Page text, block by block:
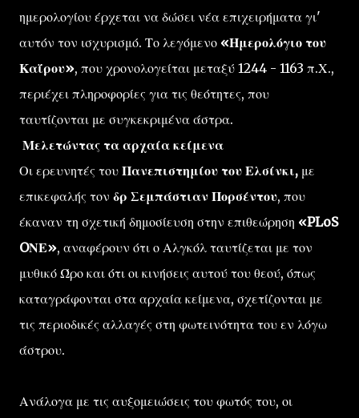
ημερολογίου έρχεται να δώσει νέα επιχειρήματα γι'
αυτόν τον ισχυρισμό. Το λεγόμενο «Ημερολόγιο του
Καΐρου», που χρονολογείται μεταξύ 1244 - 1163 π.Χ.,
περιέχει πληροφορίες για τις θεότητες, που
ταυτίζονται με συγκεκριμένα άστρα.
Μελετώντας τα αρχαία κείμενα
Οι ερευνητές του Πανεπιστημίου του Ελσίνκι, με
επικεφαλής τον δρ Σεμπάστιαν Πορσέντου, που
έκαναν τη σχετική δημοσίευση στην επιθεώρηση «PLoS
OΝΕ», αναφέρουν ότι ο Αλγκόλ ταυτίζεται με τον
μυθικό Ώρο και ότι οι κινήσεις αυτού του θεού, όπως
καταγράφονται στα αρχαία κείμενα, σχετίζονται με
τις περιοδικές αλλαγές στη φωτεινότητα του εν λόγω
άστρου.
Ανάλογα με τις αυξομειώσεις του φωτός του, οι